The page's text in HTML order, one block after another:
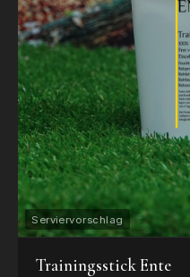
Trainingsstick Ente